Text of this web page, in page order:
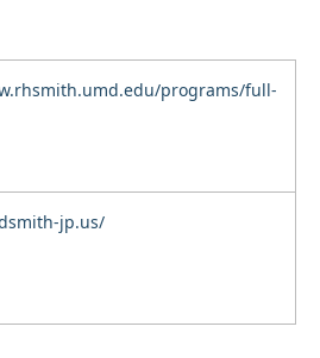
programs/full-
jp.us/